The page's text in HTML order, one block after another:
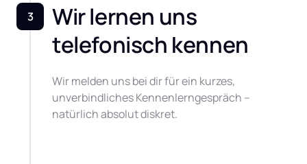
3
Wir lernen uns
telefonisch kennen
Wir melden uns bei dir für ein kurzes,
unverbindliches Kennenlerngespräch –
natürlich absolut diskret.